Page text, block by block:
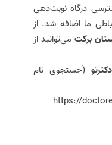
درگاه نوبت‌دهی
ما اضافه شد. از
برکتمی‌توانید از
دکترتو(جستجوی نام
https://